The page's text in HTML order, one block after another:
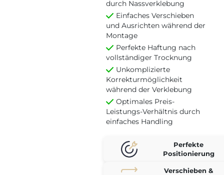
durch Nassverklebung
Einfaches Verschieben
und Ausrichten während der
Montage
Perfekte Haftung nach
vollständiger Trocknung
Unkomplizierte
Korrekturmöglichkeit
während der Verklebung
Optimales Preis-
Leistungs-Verhältnis durch
einfaches Handling
Perfekte
Positionierung
Verschieben &